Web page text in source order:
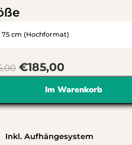
€185,00
Im Warenkorb
Inkl. Aufhängesystem